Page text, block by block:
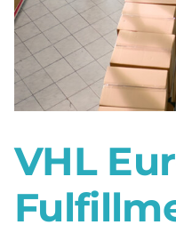
Pod. ochrany os.
Čeština
English
Magyar
Polski
VHL